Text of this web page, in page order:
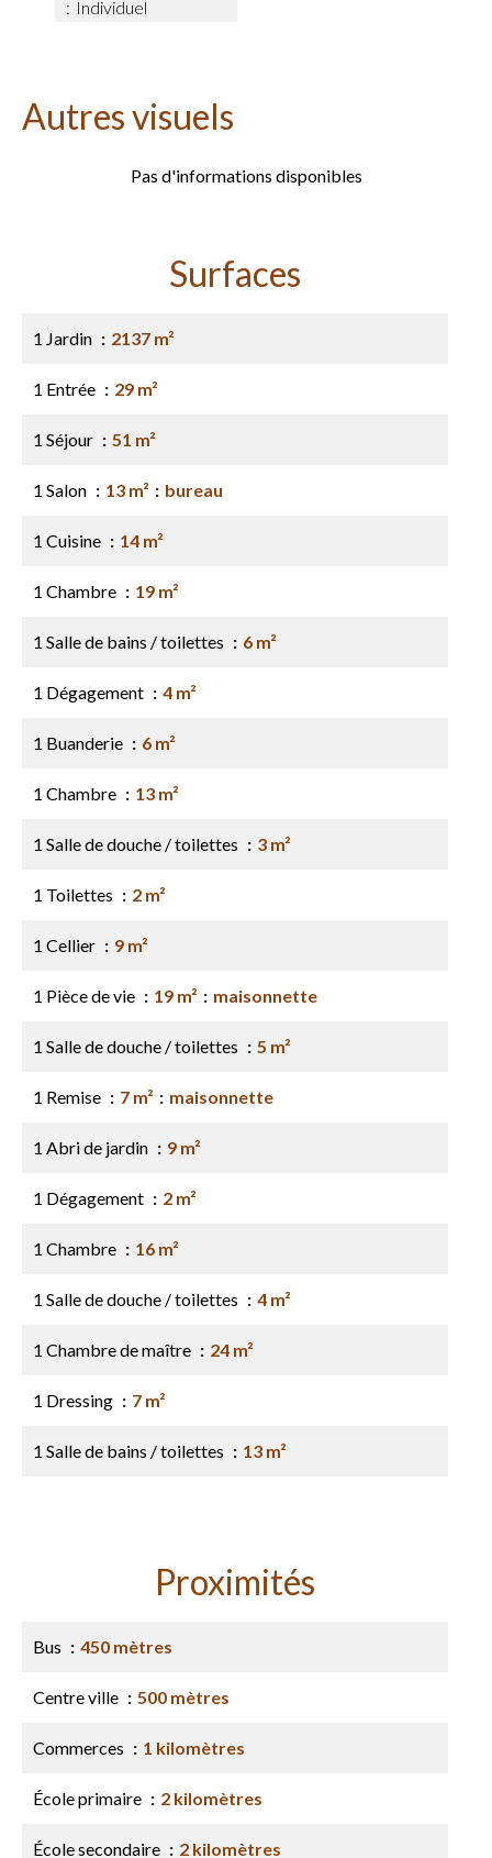
Individuel
Autres visuels
Pas d'informations disponibles
Surfaces
1 Jardin 2137 m²
1 Entrée 29 m²
1 Séjour 51 m²
1 Salon 13 m² bureau
1 Cuisine 14 m²
1 Chambre 19 m²
1 Salle de bains / toilettes 6 m²
1 Dégagement 4 m²
1 Buanderie 6 m²
1 Chambre 13 m²
1 Salle de douche / toilettes 3 m²
1 Toilettes 2 m²
1 Cellier 9 m²
1 Pièce de vie 19 m² maisonnette
1 Salle de douche / toilettes 5 m²
1 Remise 7 m² maisonnette
1 Abri de jardin 9 m²
1 Dégagement 2 m²
1 Chambre 16 m²
1 Salle de douche / toilettes 4 m²
1 Chambre de maître 24 m²
1 Dressing 7 m²
1 Salle de bains / toilettes 13 m²
Proximités
Bus 450 mètres
Centre ville 500 mètres
Commerces 1 kilomètres
École primaire 2 kilomètres
École secondaire 2 kilomètres